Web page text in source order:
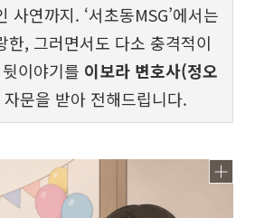
사연까지. ‘서초동MSG’에서는
한, 그러면서도 다소 충격적이
이야기를 이보라 변호사(정오
자문을 받아 전해드립니다.